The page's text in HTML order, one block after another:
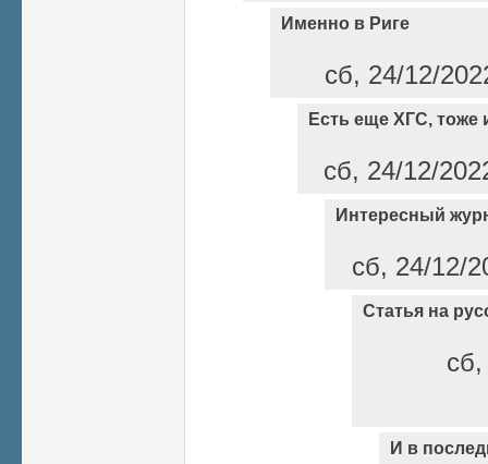
Именно в Риге
сб, 24/12/
Есть еще ХГС, тоже
сб, 24/12/
Интересный
сб, 24/12/
Статья на
И в